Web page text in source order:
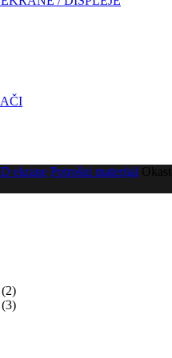
ekrane Potrošni materijal